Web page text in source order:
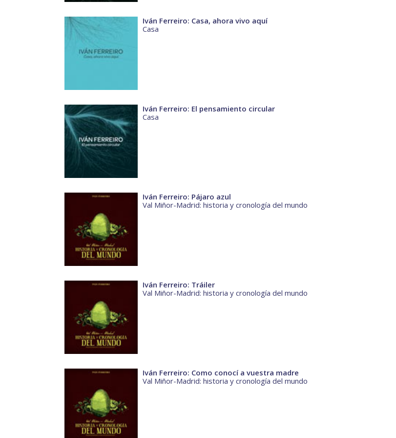
Iván Ferreiro: Casa, ahora vivo aquí
Casa
Iván Ferreiro: El pensamiento circular
Casa
Iván Ferreiro: Pájaro azul
Val Miñor-Madrid: historia y cronología del mundo
Iván Ferreiro: Tráiler
Val Miñor-Madrid: historia y cronología del mundo
Iván Ferreiro: Como conocí a vuestra madre
Val Miñor-Madrid: historia y cronología del mundo